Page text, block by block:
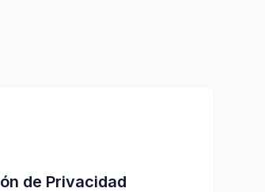
de Privacidad